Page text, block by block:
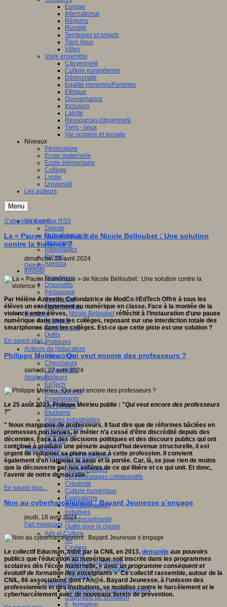
Europe
International
Régions
Ruralité
Territoires et projets
Tiers lieux
Villes
Vivre ensemble
Citoyenneté
Culture européenne
Démocratie
Egalité Hommes/Femmes
Ethique
Gouvernance
Inclusion
Laïcité
Ressources citoyenneté
Tiers - lieux
Vie scolaire et sociale
Niveaux
Périscolaire
Ecole maternelle
Ecole élémentaire
Collège
Lycée
Université
Les auteurs
Menu
S'informer
Débats
Faits marquants
Interviews
Reportages
Brèves
Agenda
Innover
Didactique
Dispositifs
Pédagogie
Recherche
Technologies
Savoir(s)
Analyses
Conférences
Outils
Pratiques
Acteurs de l'éducation
Animateurs
Chercheurs
Collectivités
Editeurs
EdTech
Encadrement
Enseignants
Entreprises
Etudiants
Filières industrielles
Institutionnels
Médiateurs
Parents
Thématiques
Apprendre et enseigner
Apprendre
Apprentissages
Apprentissages collaboratifs
Créativité
Culture numérique
Evaluations
Individualisation
Initiatives
Interdisciplinarité
Outils pour la classe
Arts et Culture
Art
Cinéma
Culture
Culture et numérique
Dispositifs de médiation
Littérature
Formation
Compétences professionnelles
Dispositifs de formation
E- formation
S'abonner à ce flux RSS
La « Pause Numérique » de Nicole Belloubet : Une solution
contre la violence ?
dimanche, 28 avril 2024
Débats
Par Hélène Azevedo, Cofondatrice de ModCo #EdTech Offrir à tous les
élèves un enseignement au numérique en classe. Face à la montée de la
violence entre élèves, Nicole Belloubetréfléchit à l’instauration d’une pause
numérique dans tous les collèges, reposant sur une interdiction totale des
smartphones dans les collèges. Est-ce que cette piste est une solution ?
En savoir plus...
Philippe Meirieu : Qui veut encore des professeurs ?
samedi, 27 avril 2024
Analyses
Le 25 août 2023, Philippe Meirieu publie : "Qui veut encore des professeurs
?"
" Nous manquons de professeurs. Il faut dire que de réformes bâclées en
promesses non tenues, le métier n’a cessé d’être discrédité depuis des
décennies. Face à des décisions politiques et des discours publics qui ont
contribué à produire une pénurie aujourd’hui devenue structurelle, il est
urgent de redonner sa pleine valeur à cette profession. Il convient
également d'en rappeler le sens et la portée. Car, là, se joue rien de moins
que la découverte par nos enfants de ce qui libère et ce qui unit. Et donc,
l'avenir de notre démocratie."
En savoir plus...
Non au cyberharcèlement : Bayard Jeunesse s’engage
jeudi, 18 avril 2024
Fait marquant
Le collectif Educnum, initié par la CNIL en 2013, demande aux pouvoirs
publics que l'éducation au numérique soit inscrite dans les programmes
scolaires dès l’école maternelle, «avec un programme conséquent et
évolutif de formation des enseignants».Ce collectif rassemble, autour de la
CNIL, 66 associations dont l'An@é. Bayard Jeunesse, à l’unisson des
professionnels et des institutions, se mobilise contre le harcèlement et le
cyberharcèlement avec de nouveaux livrets de prévention.